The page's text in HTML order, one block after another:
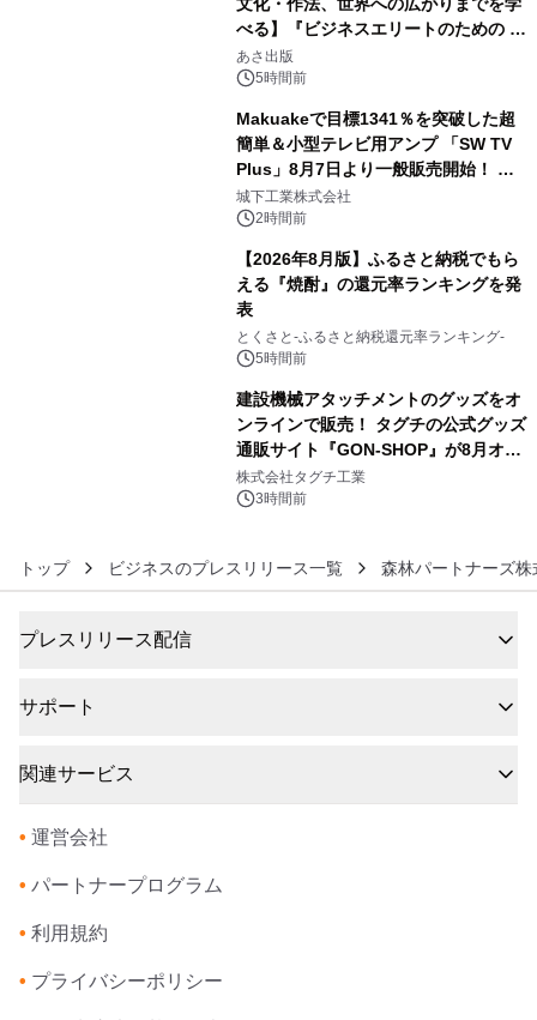
べる】『ビジネスエリートのための 教
養としての蕎麦』2026年8月25日
（火）発売
あさ出版
5時間前
Makuakeで目標1341％を突破した超
簡単＆小型テレビ用アンプ 「SW TV
Plus」8月7日より一般販売開始！ ケ
ーブル1本つなぐだけ、テレビの音が
ぐっと豊かに
城下工業株式会社
2時間前
【2026年8月版】ふるさと納税でもら
える『焼酎』の還元率ランキングを発
表
とくさと-ふるさと納税還元率ランキング-
5時間前
建設機械アタッチメントのグッズをオ
ンラインで販売！ タグチの公式グッズ
通販サイト『GON-SHOP』が8月オー
プン
株式会社タグチ工業
3時間前
トップ ビジネスのプレスリリース一覧 森林パートナーズ株
プレスリリース配信
サポート
関連サービス
• 運営会社
• パートナープログラム
• 利用規約
• プライバシーポリシー